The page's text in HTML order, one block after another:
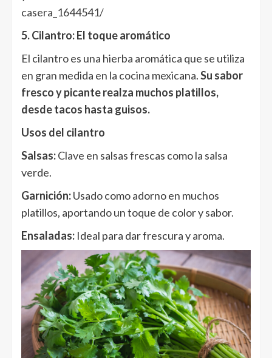
casera_1644541/
5. Cilantro: El toque aromático
El cilantro es una hierba aromática que se utiliza
en gran medida en la cocina mexicana.Su sabor
fresco y picante realza muchos platillos,
desde tacos hasta guisos.
Usos del cilantro
Salsas:Clave en salsas frescas como la salsa
verde.
Garnición:Usado como adorno en muchos
platillos, aportando un toque de color y sabor.
Ensaladas: Ideal para dar frescura y aroma.